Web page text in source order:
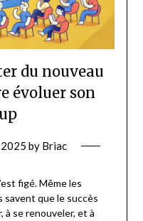
du nouveau
évoluer son
by Briac
figé. Même les
que le succès
à se renouveler, et à